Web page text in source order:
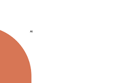
AI